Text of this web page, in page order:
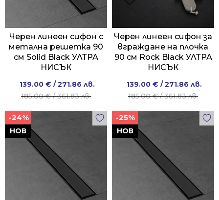
Черен линеен сифон с
метална решетка 90
см Solid Black УЛТРА
НИСЪК
185.00€/ 361.83 лв.
Original
price
139.00 € / 271.86 лв.
Current
price
Черен линеен сифон за
вграждане на плочка
90 см Rock Black УЛТРА
НИСЪК
185.00€/ 361.83 лв.
Original
price
139.00 € / 271.86 лв.
Current
price
НОВ
-24%
НОВ
-25%